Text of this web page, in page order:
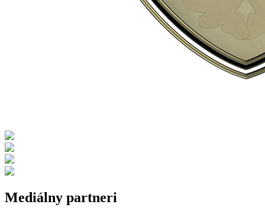
Mediálny partneri